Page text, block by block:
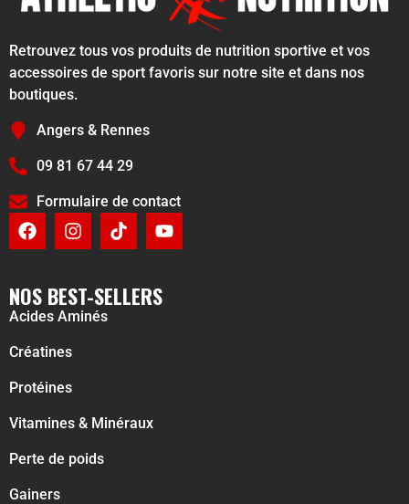
Retrouvez tous vos produits de nutrition sportive et vos
accessoires de sport favoris sur notre site et dans nos
boutiques.
Angers & Rennes
09 81 67 44 29
Formulaire de contact
NOS BEST-SELLERS
Acides Aminés
Créatines
Protéines
Vitamines & Minéraux
Perte de poids
Gainers